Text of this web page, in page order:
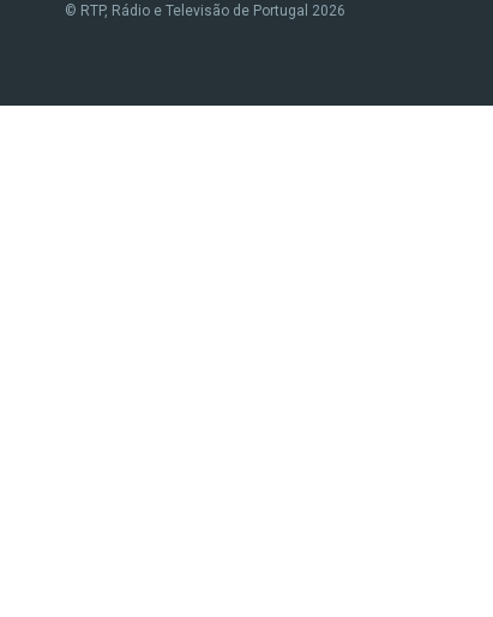
© RTP, Rádio e Televisão de Portugal 2026